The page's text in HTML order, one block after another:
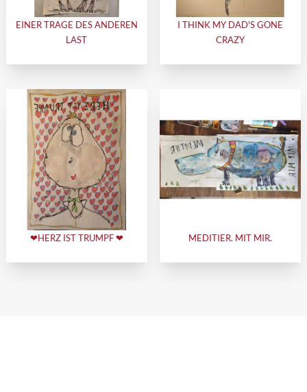
EINER TRAGE DES ANDEREN
LAST
I THINK MY DAD'S GONE
CRAZY
❤HERZ IST TRUMPF ❤ MEDITIER. MIT MIR.